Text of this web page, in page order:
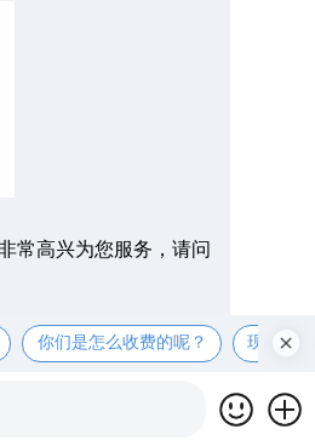
常高兴为您服务，请问
你们是怎么收费的呢？ 现在有